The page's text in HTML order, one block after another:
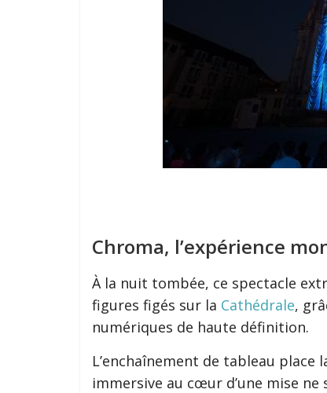
Chroma, l’expérience
À la nuit tombée, ce spectacle
figures figés sur la Cathédrale,
numériques de haute définition.
L’enchaînement de tableau place
immersive au cœur d’une mise